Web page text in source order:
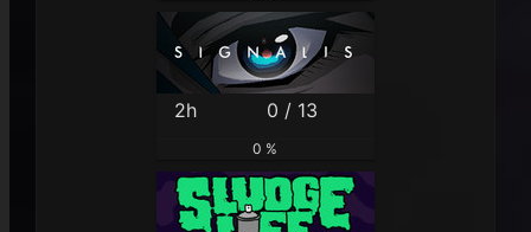
2h 0 / 13
0 %